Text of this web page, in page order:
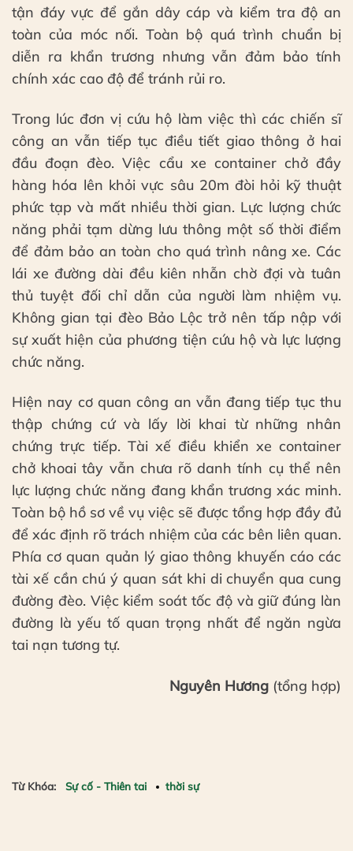
tận đáy vực để gắn dây cáp và kiểm tra độ an
toàn của móc nối. Toàn bộ quá trình chuẩn bị
diễn ra khẩn trương nhưng vẫn đảm bảo tính
chính xác cao độ để tránh rủi ro.
Trong lúc đơn vị cứu hộ làm việc thì các chiến sĩ
công an vẫn tiếp tục điều tiết giao thông ở hai
đầu đoạn đèo. Việc cẩu xe container chở đầy
hàng hóa lên khỏi vực sâu 20m đòi hỏi kỹ thuật
phức tạp và mất nhiều thời gian. Lực lượng chức
năng phải tạm dừng lưu thông một số thời điểm
để đảm bảo an toàn cho quá trình nâng xe. Các
lái xe đường dài đều kiên nhẫn chờ đợi và tuân
thủ tuyệt đối chỉ dẫn của người làm nhiệm vụ.
Không gian tại đèo Bảo Lộc trở nên tấp nập với
sự xuất hiện của phương tiện cứu hộ và lực lượng
chức năng.
Hiện nay cơ quan công an vẫn đang tiếp tục thu
thập chứng cứ và lấy lời khai từ những nhân
chứng trực tiếp. Tài xế điều khiển xe container
chở khoai tây vẫn chưa rõ danh tính cụ thể nên
lực lượng chức năng đang khẩn trương xác minh.
Toàn bộ hồ sơ về vụ việc sẽ được tổng hợp đầy đủ
để xác định rõ trách nhiệm của các bên liên quan.
Phía cơ quan quản lý giao thông khuyến cáo các
tài xế cần chú ý quan sát khi di chuyển qua cung
đường đèo. Việc kiểm soát tốc độ và giữ đúng làn
đường là yếu tố quan trọng nhất để ngăn ngừa
tai nạn tương tự.
Nguyên Hương (tổng hợp)
Từ Khóa: Sự cố - Thiên tai thời sự